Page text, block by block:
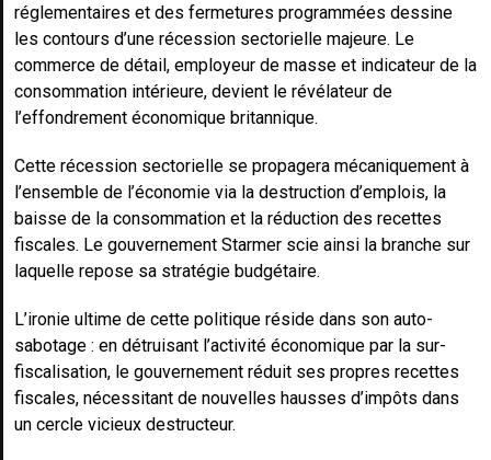
réglementaires et des fermetures programmées dessine
les contours d’une récession sectorielle majeure. Le
commerce de détail, employeur de masse et indicateur de la
consommation intérieure, devient le révélateur de
l’effondrement économique britannique.
Cette récession sectorielle se propagera mécaniquement à
l’ensemble de l’économie via la destruction d’emplois, la
baisse de la consommation et la réduction des recettes
fiscales. Le gouvernement Starmer scie ainsi la branche sur
laquelle repose sa stratégie budgétaire.
L’ironie ultime de cette politique réside dans son auto-
sabotage : en détruisant l’activité économique par la sur-
fiscalisation, le gouvernement réduit ses propres recettes
fiscales, nécessitant de nouvelles hausses d’impôts dans
un cercle vicieux destructeur.